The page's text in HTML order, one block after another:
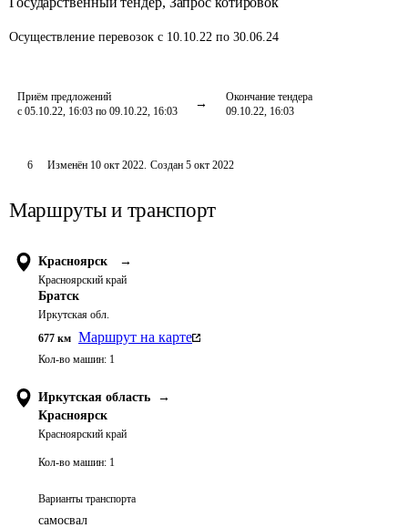
Осуществление перевозок с 10.10.22 по 30.06.24
Приём предложений
с 05.10.22, 16:03 по 09.10.22, 16:03
Окончание тендера
09.10.22, 16:03
6 Изменён 10 окт 2022. Создан 5 окт 2022
Маршруты и транспорт
Красноярск →
Красноярский край
Братск
Иркутская обл.
677 км Маршрут на карте
Кол-во машин: 1
Иркутская область
→
Красноярск
Красноярский край
Кол-во машин: 1
Варианты транспорта
самосвал